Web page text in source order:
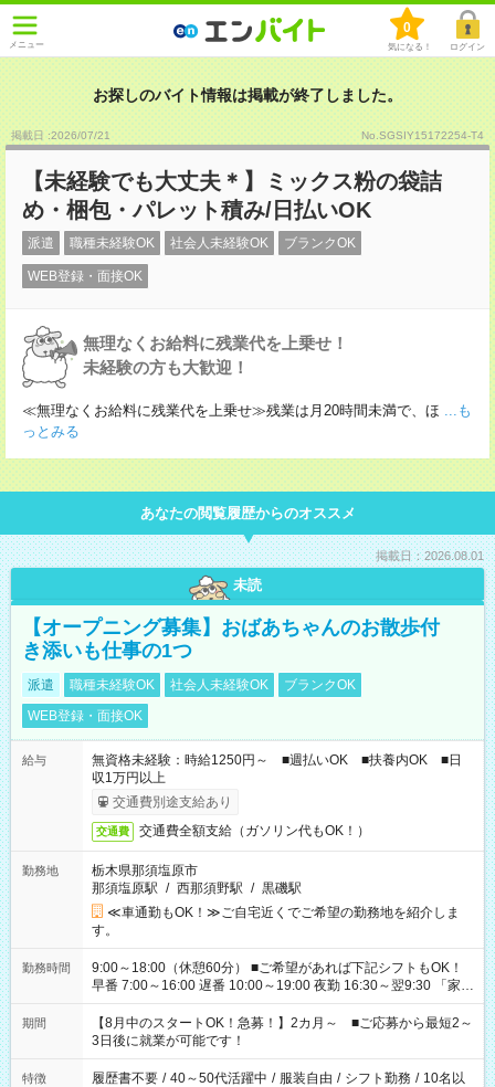
メニュー
0
気になる！ ログイン
お探しのバイト情報は掲載が終了しました。
掲載日 :2026/07/21 No.SGSIY15172254-T4
【未経験でも大丈夫＊】ミックス粉の袋詰
め・梱包・パレット積み/日払いOK
派遣 職種未経験OK 社会人未経験OK ブランクOK
WEB登録・面接OK
無理なくお給料に残業代を上乗せ！
未経験の方も大歓迎！
≪無理なくお給料に残業代を上乗せ≫残業は月20時間未満で、ほ ...も
っとみる
あなたの閲覧履歴からのオススメ
掲載日：2026.08.01
未読
【オープニング募集】おばあちゃんのお散歩付
き添いも仕事の1つ
派遣 職種未経験OK 社会人未経験OK
ブランクOK
WEB登録・面接OK
給与
無資格未経験：時給1250円～ ■週払いOK ■扶養内OK ■日
収1万円以上
交通費別途支給あり
交通費 交通費全額支給（ガソリン代もOK！）
勤務地
栃木県那須塩原市
那須塩原駅 / 西那須野駅 / 黒磯駅
≪車通勤もOK！≫ご自宅近くでご希望の勤務地を紹介しま
す。
勤務時間
9:00～18:00（休憩60分） ■ご希望があれば下記シフトもOK！
早番 7:00～16:00 遅番 10:00～19:00 夜勤 16:30～翌9:30 「家族
と休みを合わせたい」 「余裕を持って夕飯の準備がしたい」
「できれば残業はしたくない」 など、ご希望を教えてください
ね。 ※Wワーク希望の方へ 今ご覧のお仕事で希望する勤務時間
と、もう1つのお仕事の勤務時間。 合計で週40時間を超える場
合は応募できません。
期間
【8月中のスタートOK！急募！】2カ月～ ■ご応募から最短2～
3日後に就業が可能です！
特徴 履歴書不要 / 40～50代活躍中 / 服装自由 / シフト勤務 / 10名以